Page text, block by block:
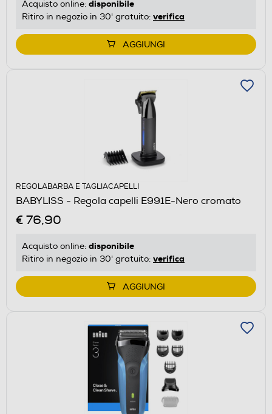
Acquisto online: disponibile
Ritiro in negozio in 30' gratuito: verifica
AGGIUNGI
REGOLABARBA E TAGLIACAPELLI
BABYLISS - Regola capelli E991E-Nero cromato
€ 76,90
Acquisto online: disponibile
Ritiro in negozio in 30' gratuito: verifica
AGGIUNGI